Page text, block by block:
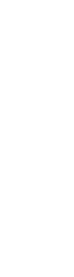
wide mouth
1-2D